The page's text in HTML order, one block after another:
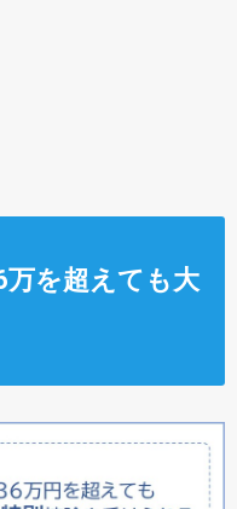
万を超えても大